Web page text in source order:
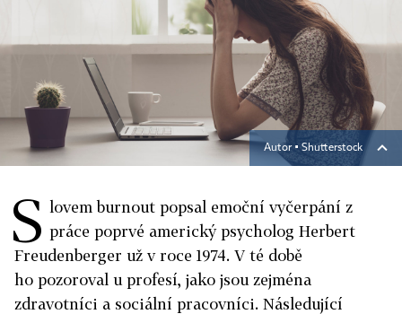
Autor ▪ Shutterstock
S lovem burnout popsal emoční vyčerpání z
práce poprvé americký psycholog Herbert
Freudenberger už v roce 1974. V té době
ho pozoroval u profesí, jako jsou zejména
zdravotníci a sociální pracovníci. Následující